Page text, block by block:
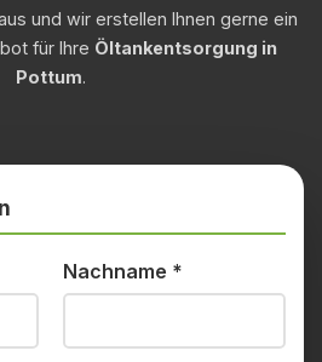
und wir erstellen Ihnen gerne ein
für Ihre Öltankentsorgung in
Pottum.
Nachname *